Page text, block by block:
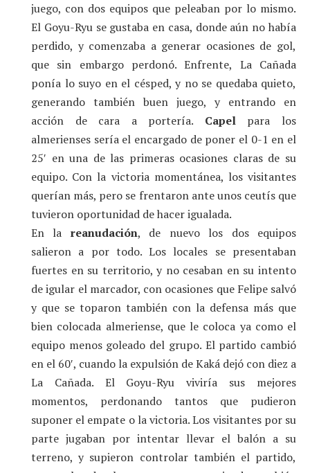
juego, con dos equipos que peleaban por lo mismo.
El Goyu-Ryu se gustaba en casa, donde aún no había
perdido, y comenzaba a generar ocasiones de gol,
que sin embargo perdonó. Enfrente, La Cañada
ponía lo suyo en el césped, y no se quedaba quieto,
generando también buen juego, y entrando en
acción de cara a portería. Capelpara los
almerienses sería el encargado de poner el 0-1 en el
25′ en una de las primeras ocasiones claras de su
equipo. Con la victoria momentánea, los visitantes
querían más, pero se frentaron ante unos ceutís que
tuvieron oportunidad de hacer igualada.
En la reanudación, de nuevo los dos equipos
salieron a por todo. Los locales se presentaban
fuertes en su territorio, y no cesaban en su intento
de igular el marcador, con ocasiones que Felipe salvó
y que se toparon también con la defensa más que
bien colocada almeriense, que le coloca ya como el
equipo menos goleado del grupo. El partido cambió
en el 60′, cuando la expulsión de Kaká dejó con diez a
La Cañada. El Goyu-Ryu viviría sus mejores
momentos, perdonando tantos que pudieron
suponer el empate o la victoria. Los visitantes por su
parte jugaban por intentar llevar el balón a su
terreno, y supieron controlar también el partido,